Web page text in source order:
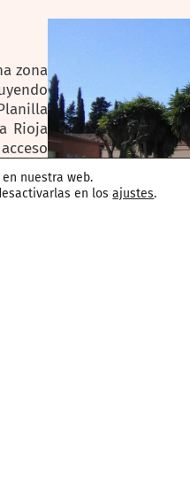
zona
Rioja
nuestra web.
en losajustes.